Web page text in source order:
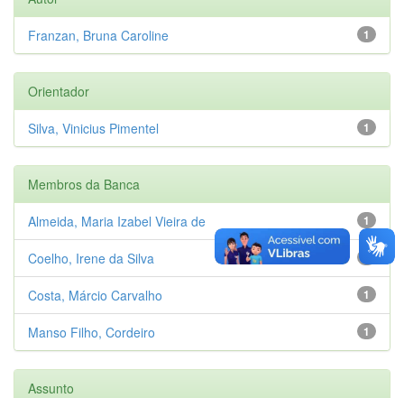
1
Franzan, Bruna Caroline
Orientador
1
Silva, Vinicius Pimentel
Membros da Banca
1
Almeida, Maria Izabel Vieira de
1
Coelho, Irene da Silva
1
Costa, Márcio Carvalho
1
Manso Filho, Cordeiro
Assunto